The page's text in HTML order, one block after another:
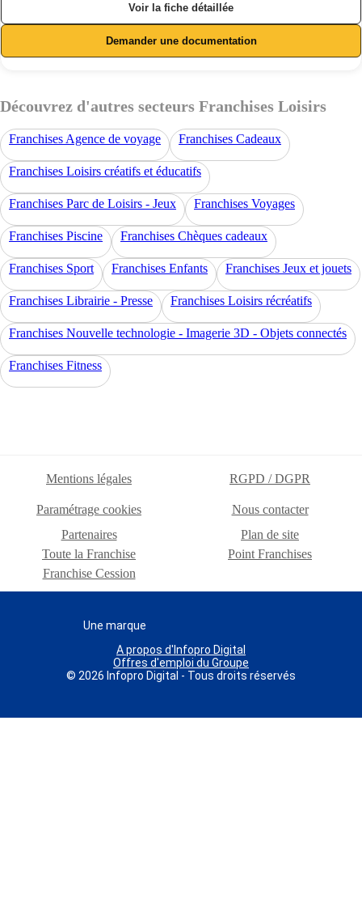
Voir la fiche détaillée
Demander une documentation
Découvrez d'autres secteurs Franchises Loisirs
Franchises Agence de voyage Franchises Cadeaux
Franchises Loisirs créatifs et éducatifs
Franchises Parc de Loisirs - Jeux Franchises Voyages
Franchises Piscine Franchises Chèques cadeaux
Franchises Sport Franchises Enfants Franchises Jeux et jouets
Franchises Librairie - Presse Franchises Loisirs récréatifs
Franchises Nouvelle technologie - Imagerie 3D - Objets connectés
Franchises Fitness
Mentions légales RGPD / DGPR
Paramétrage cookies
Nous contacter
Partenaires
Plan de site
Toute la Franchise
Point Franchises
Franchise Cession
Une marque
A propos d'Infopro Digital
Offres d'emploi du Groupe
© 2026 Infopro Digital - Tous droits réservés